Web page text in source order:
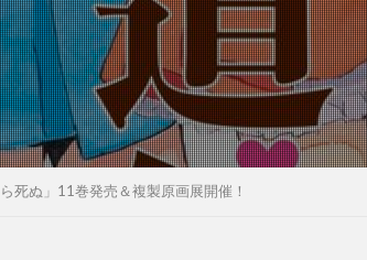
死ぬ」11巻発売＆複製原画展開催！